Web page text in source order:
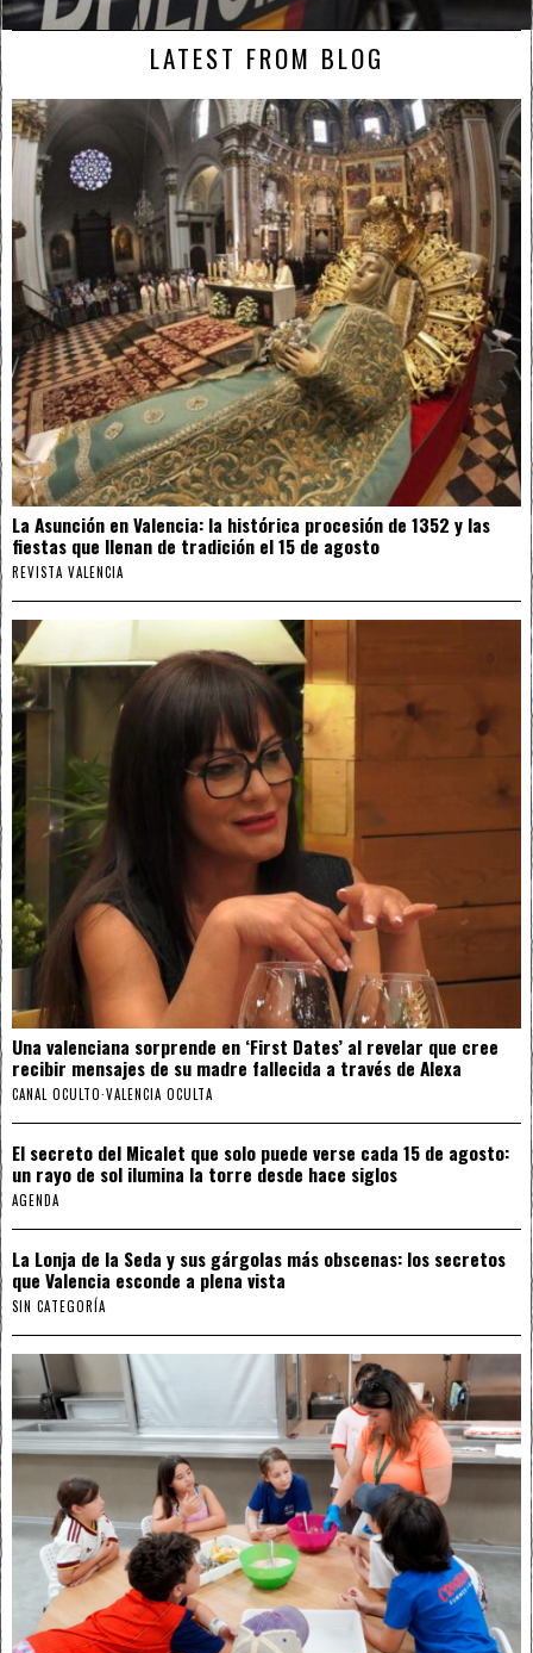
LATEST FROM BLOG
La Asunción en Valencia: la histórica procesión de 1352 y las
fiestas que llenan de tradición el 15 de agosto
REVISTA VALENCIA
Una valenciana sorprende en ‘First Dates’ al revelar que cree
recibir mensajes de su madre fallecida a través de Alexa
CANAL OCULTO·VALENCIA OCULTA
El secreto del Micalet que solo puede verse cada 15 de agosto:
un rayo de sol ilumina la torre desde hace siglos
AGENDA
La Lonja de la Seda y sus gárgolas más obscenas: los secretos
que Valencia esconde a plena vista
SIN CATEGORÍA